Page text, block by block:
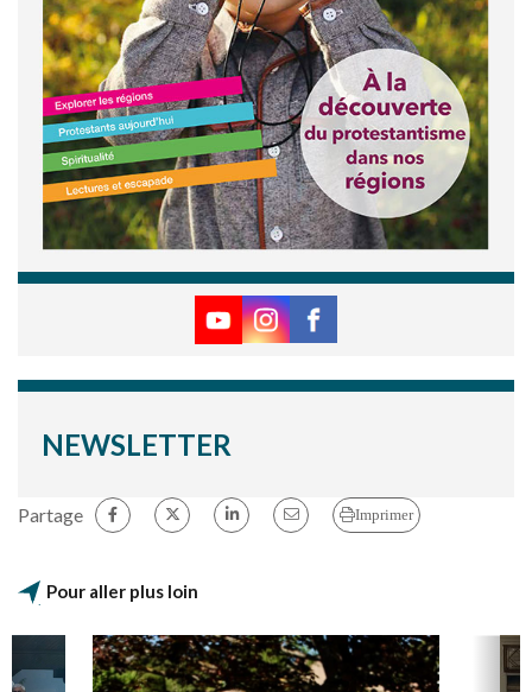
NEWSLETTER
Partage Imprimer
Pour aller plus loin